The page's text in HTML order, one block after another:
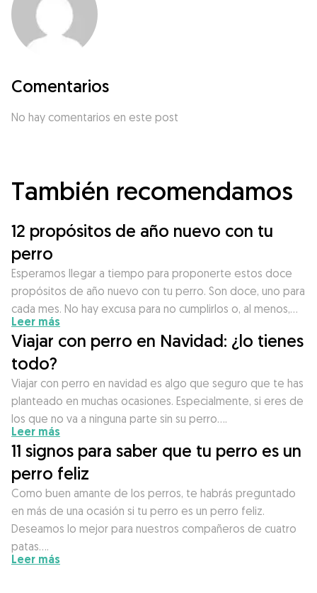
Comentarios
No hay comentarios en este post
También recomendamos
12 propósitos de año nuevo con tu
perro
Esperamos llegar a tiempo para proponerte estos doce
propósitos de año nuevo con tu perro. Son doce, uno para
cada mes. No hay excusa para no cumplirlos o, al menos,…
Leer más
Viajar con perro en Navidad: ¿lo tienes
todo?
Viajar con perro en navidad es algo que seguro que te has
planteado en muchas ocasiones. Especialmente, si eres de
los que no va a ninguna parte sin su perro….
Leer más
11 signos para saber que tu perro es un
perro feliz
Como buen amante de los perros, te habrás preguntado
en más de una ocasión si tu perro es un perro feliz.
Deseamos lo mejor para nuestros compañeros de cuatro
patas….
Leer más